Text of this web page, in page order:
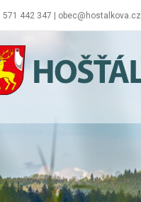
571 442 347 | obec@hostalkova.cz